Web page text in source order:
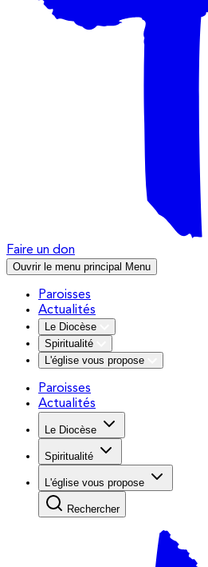
Faire un don
Ouvrir le menu principal Menu
Paroisses
Actualités
Le Diocèse
Spiritualité
L'église vous propose
Paroisses
Actualités
Le Diocèse
Spiritualité
L'église vous propose
Rechercher